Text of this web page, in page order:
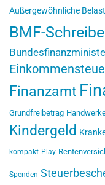
Außergewöhnliche
BMF-
Finanzamt
Grundfreibetrag
Kindergeld
kompakt Play
Spenden